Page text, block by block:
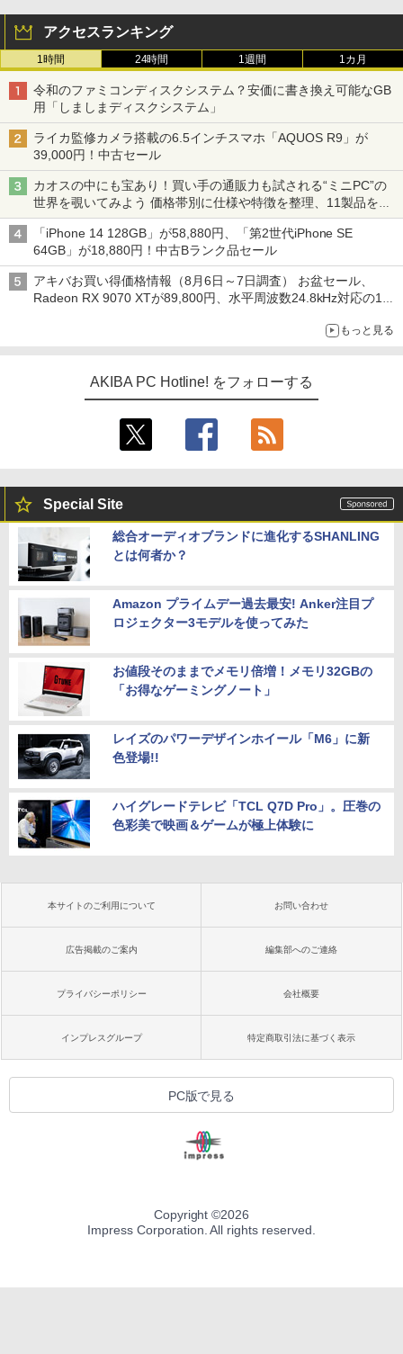
アクセスランキング
1時間 24時間 1週間 1カ月
令和のファミコンディスクシステム？安価に書き換え可能なGB
用「しましまディスクシステム」
ライカ監修カメラ搭載の6.5インチスマホ「AQUOS R9」が
39,000円！中古セール
カオスの中にも宝あり！買い手の通販力も試される“ミニPC”の
世界を覗いてみよう 価格帯別に仕様や特徴を整理、11製品をピ
ックアップ text by 石川 ひさよし
「iPhone 14 128GB」が58,880円、「第2世代iPhone SE
64GB」が18,880円！中古Bランク品セール
アキバお買い得価格情報（8月6日～7日調査） お盆セール、
Radeon RX 9070 XTが89,800円、水平周波数24.8kHz対応の17
もっと見る
AKIBA PC Hotline! をフォローする
Special Site
総合オーディオブランドに進化するSHANLING
とは何者か？
Amazon プライムデー過去最安! Anker注目プ
ロジェクター3モデルを使ってみた
お値段そのままでメモリ倍増！メモリ32GBの
「お得なゲーミングノート」
レイズのパワーデザインホイール「M6」に新
色登場!!
ハイグレードテレビ「TCL Q7D Pro」。圧巻の
色彩美で映画＆ゲームが極上体験に
本サイトのご利用について お問い合わせ
広告掲載のご案内 編集部へのご連絡
プライバシーポリシー 会社概要
インプレスグループ 特定商取引法に基づく表示
PC版で見る
Copyright ©2026
Impress Corporation. All rights reserved.